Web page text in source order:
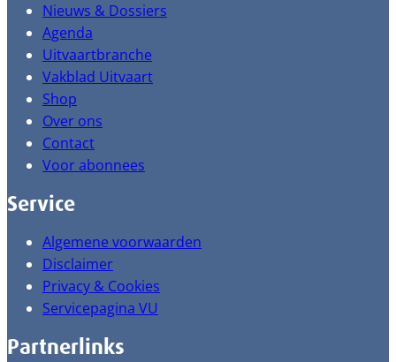
Nieuws & Dossiers
Agenda
Uitvaartbranche
Vakblad Uitvaart
Shop
Over ons
Contact
Voor abonnees
Service
Algemene voorwaarden
Disclaimer
Privacy & Cookies
Servicepagina VU
Partnerlinks